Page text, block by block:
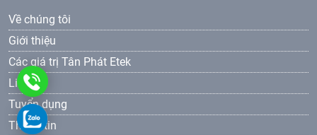
Về chúng tôi
Giới thiệu
Các giá trị Tân Phát Etek
Liên hệ
Tuyển dụng
Thông tin
905
0986